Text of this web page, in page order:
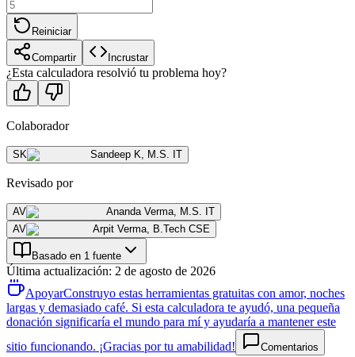
Reiniciar
Compartir Incrustar
¿Esta calculadora resolvió tu problema hoy?
Colaborador
SK Sandeep K M.S. IT
Revisado por
AV Ananda Verma M.S. IT
AV
Arpit Verma B.Tech CSE
Basado en 1 fuente
Última actualización: 2 de agosto de 2026
ApoyarConstruyo estas herramientas gratuitas con amor, noches
largas y demasiado café. Si esta calculadora te ayudó, una pequeña
donación significaría el mundo para mí y ayudaría a mantener este
sitio funcionando. ¡Gracias por tu amabilidad!
Comentarios